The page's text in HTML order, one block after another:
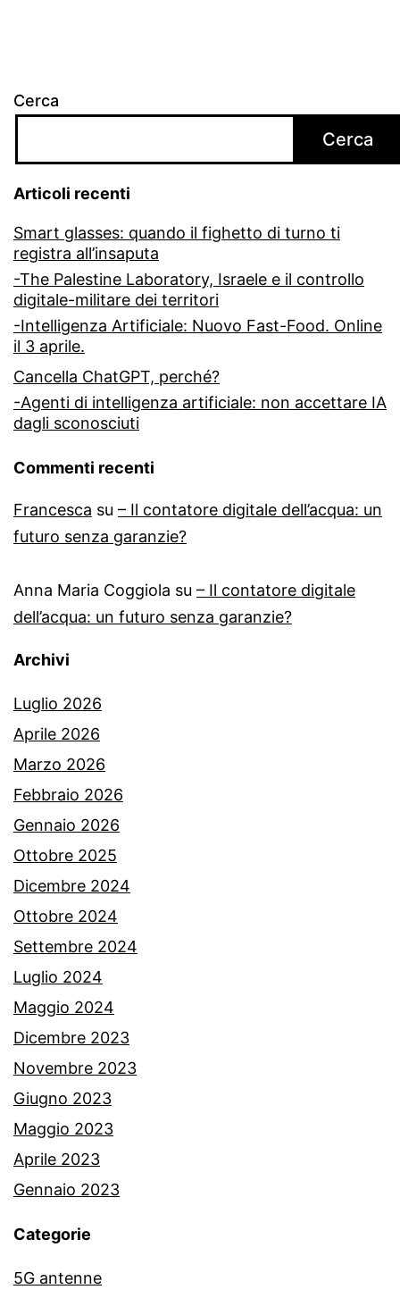
Cerca
Cerca
Articoli recenti
Smart glasses: quando il fighetto di turno ti
registra all’insaputa
-The Palestine Laboratory, Israele e il controllo
digitale-militare dei territori
-Intelligenza Artificiale: Nuovo Fast-Food. Online
il 3 aprile.
Cancella ChatGPT, perché?
-Agenti di intelligenza artificiale: non accettare IA
dagli sconosciuti
Commenti recenti
Francesca su – Il contatore digitale dell’acqua: un
futuro senza garanzie?
Anna Maria Coggiola su – Il contatore digitale
dell’acqua: un futuro senza garanzie?
Archivi
Luglio 2026
Aprile 2026
Marzo 2026
Febbraio 2026
Gennaio 2026
Ottobre 2025
Dicembre 2024
Ottobre 2024
Settembre 2024
Luglio 2024
Maggio 2024
Dicembre 2023
Novembre 2023
Giugno 2023
Maggio 2023
Aprile 2023
Gennaio 2023
Categorie
5G antenne